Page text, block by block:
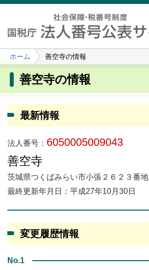
ホーム 善空寺の情報
善空寺の情報
最新情報
法人番号： 6050005009043
善空寺
茨城県つくばみらい市小張２６２３番地
最終更新年月日：平成27年10月30日
変更履歴情報
No.1